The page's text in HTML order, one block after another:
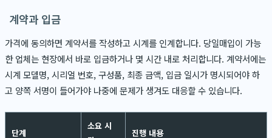
계약과 입금
가격에 동의하면 계약서를 작성하고 시계를 인계합니다. 당일매입이 가능
한 업체는 현장에서 바로 입금하거나 몇 시간 내로 처리합니다. 계약서에는
시계 모델명, 시리얼 번호, 구성품, 최종 금액, 입금 일시가 명시되어야 하
고 양쪽 서명이 들어가야 나중에 문제가 생겨도 대응할 수 있습니다.
단계
소요 시
진행 내용